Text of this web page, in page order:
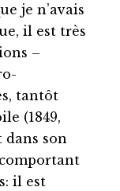
je n’avais
il est très
–
tantôt
(1849,
dans son
il est